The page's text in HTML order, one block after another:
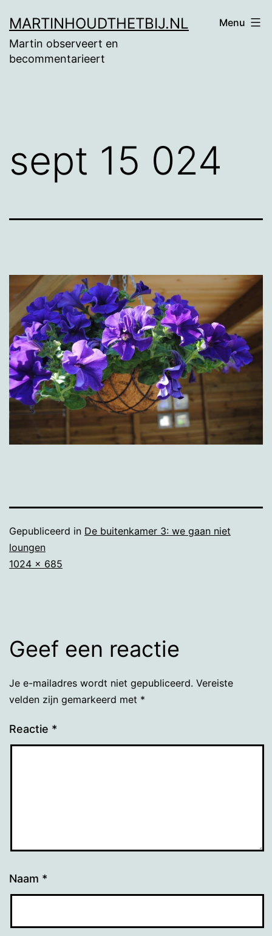
naar
de
MARTINHOUDTHETBIJ.NL
Martin observeert en
becommentarieert
Menu
sept 15 024
Gepubliceerd in De buitenkamer 3: we gaan niet
loungen
Volledige
1024 × 685
Geef een reactie
Je e-mailadres wordt niet gepubliceerd. Vereiste
velden zijn gemarkeerd met *
Reactie *
Naam *